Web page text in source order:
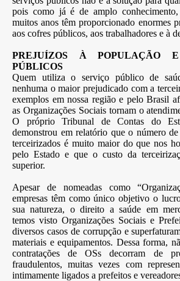
pois como já é de amplo conhecimento,
muitos anos têm proporcionado enormes
aos cofres públicos, aos trabalhadores e à
PREJUÍZOS À POPULAÇÃO
PÚBLICOS
Quem utiliza o serviço público de
nenhuma o maior prejudicado com a
exemplos em nossa região e pelo Brasil
as Organizações Sociais tornam o
O próprio Tribunal de Contas do
demonstrou em relatório que o número
terceirizados é muito maior do que nos
pelo Estado e que o custo da
superior.
Apesar de nomeadas como
empresas têm como único objetivo o
sua natureza, o direito a saúde em
temos visto Organizações Sociais e
diversos casos de corrupção e
materiais e equipamentos. Dessa forma,
contratações de OSs decorram de
fraudulentos, muitas vezes com
intimamente ligados a prefeitos e